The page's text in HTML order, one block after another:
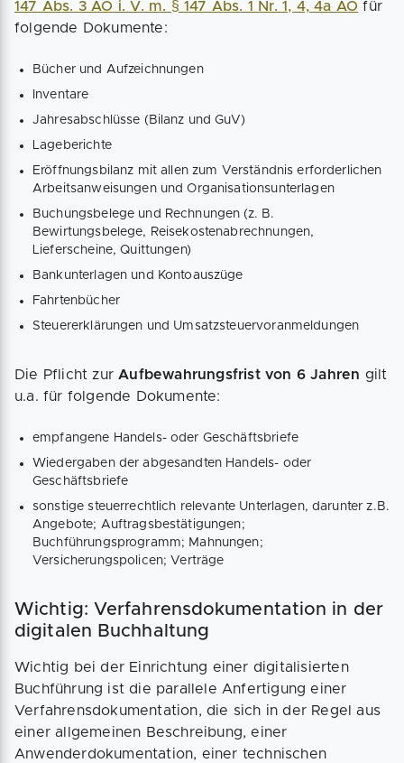
147 Abs. 3 AO i. V. m. § 147 Abs. 1 Nr. 1, 4, 4a AO für
folgende Dokumente:
Bücher und Aufzeichnungen
Inventare
Jahresabschlüsse (Bilanz und GuV)
Lageberichte
Eröffnungsbilanz mit allen zum Verständnis erforderlichen
Arbeitsanweisungen und Organisationsunterlagen
Buchungsbelege und Rechnungen (z. B.
Bewirtungsbelege, Reisekostenabrechnungen,
Lieferscheine, Quittungen)
Bankunterlagen und Kontoauszüge
Fahrtenbücher
Steuererklärungen und Umsatzsteuervoranmeldungen
Die Pflicht zurAufbewahrungsfrist von 6 Jahren gilt
u.a. für folgende Dokumente:
empfangene Handels- oder Geschäftsbriefe
Wiedergaben der abgesandten Handels- oder
Geschäftsbriefe
sonstige steuerrechtlich relevante Unterlagen, darunter z.B.
Angebote; Auftragsbestätigungen;
Buchführungsprogramm; Mahnungen;
Versicherungspolicen; Verträge
Wichtig: Verfahrensdokumentation in der
digitalen Buchhaltung
Wichtig bei der Einrichtung einer digitalisierten
Buchführung ist die parallele Anfertigung einer
Verfahrensdokumentation, die sich in der Regel aus
einer allgemeinen Beschreibung, einer
Anwenderdokumentation, einer technischen